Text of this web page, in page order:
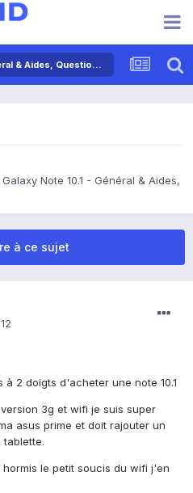
Samsung Galaxy Note 10.1 - Général & Aides, Questions/Réponses
Note 10.1 - Général & Aides,
à ce sujet
2 doigts d'acheter une note 10.1
3g et wifi je suis super
asus prime et doit rajouter un
le petit soucis du wifi j'en